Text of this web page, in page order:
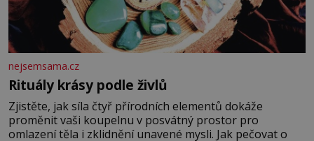
nejsemsama.cz
Rituály krásy podle živlů
Zjistěte, jak síla čtyř přírodních elementů dokáže
proměnit vaši koupelnu v posvátný prostor pro
omlazení těla i zklidnění unavené mysli. Jak pečovat o